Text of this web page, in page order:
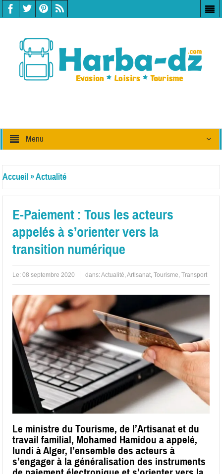
Menu
Accueil»Actualité
E-Paiement : Tous les acteurs
appelés à s’orienter vers la
transition numérique
Le:08 septembre 2020 dans:Actualité,Artisanat,Tourisme,Transport
Le ministre du Tourisme, de l’Artisanat et du
travail familial, Mohamed Hamidou a appelé,
lundi à Alger, l’ensemble des acteurs à
s’engager à la généralisation des instruments